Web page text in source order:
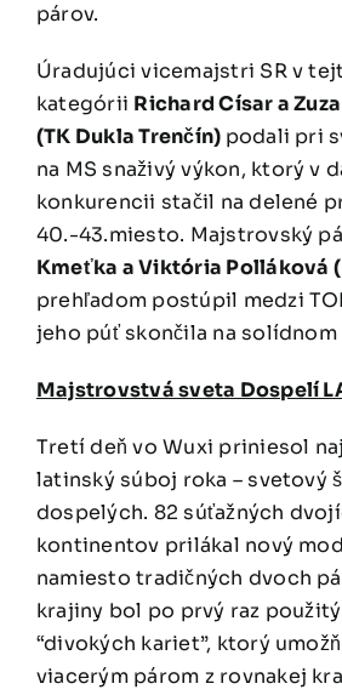
párov.
Úradujúci vicemajstri SR v
kategórii Richard Císar a
(TK Dukla Trenčín) podali pri
na MS snaživý výkon, ktorý v
konkurencii stačil na delené
40.-43.miesto. Majstrovský
Kmeťka a Viktória Polláková
prehľadom postúpil medzi
jeho púť skončila na solídnom
Majstrovstvá sveta Dospelí
Tretí deň vo Wuxi priniesol
latinský súboj roka – svetový
dospelých. 82 súťažných
kontinentov prilákal nový
namiesto tradičných dvoch
krajiny bol po prvý raz
“divokých kariet”, ktorý
viacerým párom z rovnakej